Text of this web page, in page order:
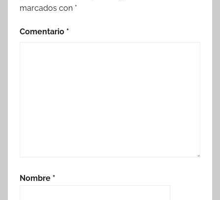
marcados con *
Comentario *
Nombre *